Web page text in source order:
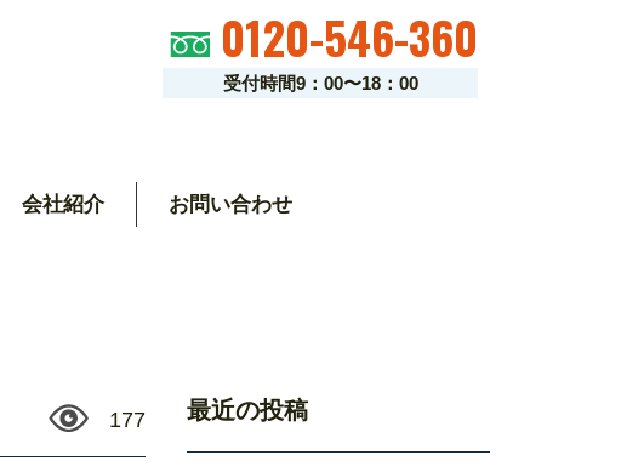
0120-546-360
受付時間9：00〜18：00
会社紹介 お問い合わせ
177 最近の投稿